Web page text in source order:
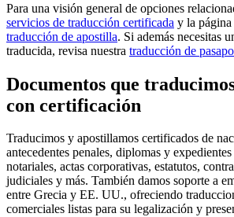
Para una visión general de opciones
servicios de traducción certificada y la página
traducción de apostilla. Si además necesitas
traducida, revisa nuestra traducción de
Documentos que
con certificación
Traducimos y apostillamos certificados de
antecedentes penales, diplomas y
notariales, actas corporativas, estatutos,
judiciales y más. También damos soporte a
entre Grecia y EE. UU., ofreciendo
comerciales listas para su legalización y